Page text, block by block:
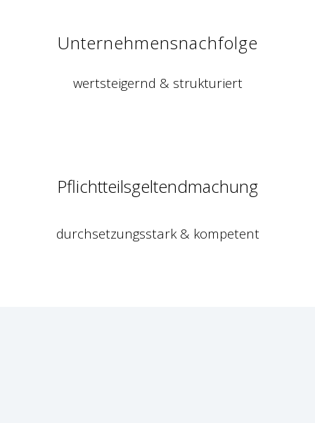
Unternehmensnachfolge
wertsteigernd & strukturiert
Pflichtteilsgeltendmachung
durchsetzungsstark & kompetent